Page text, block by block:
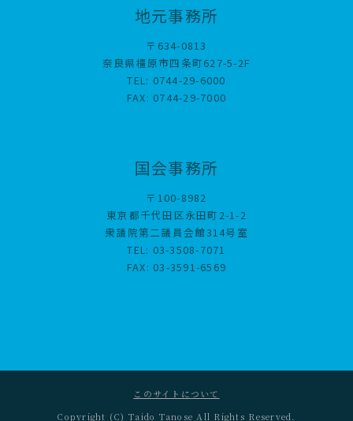
地元事務所
〒634-0813
奈良県橿原市四条町627-5-2F
TEL: 0744-29-6000
FAX: 0744-29-7000
国会事務所
〒100-8982
東京都千代田区永田町2-1-2
衆議院第二議員会館314号室
TEL: 03-3508-7071
FAX: 03-3591-6569
このサイトについて
Copyright (C) Taido Tanose All Rights Reserved.